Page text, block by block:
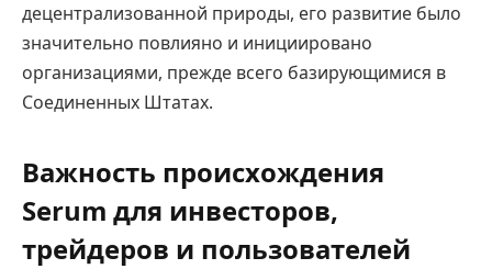
децентрализованной природы, его развитие было
значительно повлияно и инициировано
организациями, прежде всего базирующимися в
Соединенных Штатах.
Важность происхождения
Serum для инвесторов,
трейдеров и пользователей